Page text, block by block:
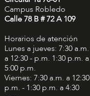
Campus Robledo
Calle 78 B # 72 A 109
Horarios de atención
Lunes a jueves: 7:30 a.m.
a 12:30 - p.m. 1:30 p.m. a
5:00 p.m.
Viernes: 7:30 a.m. a 12:30
p.m. - 1:30 p.m. a 4:30